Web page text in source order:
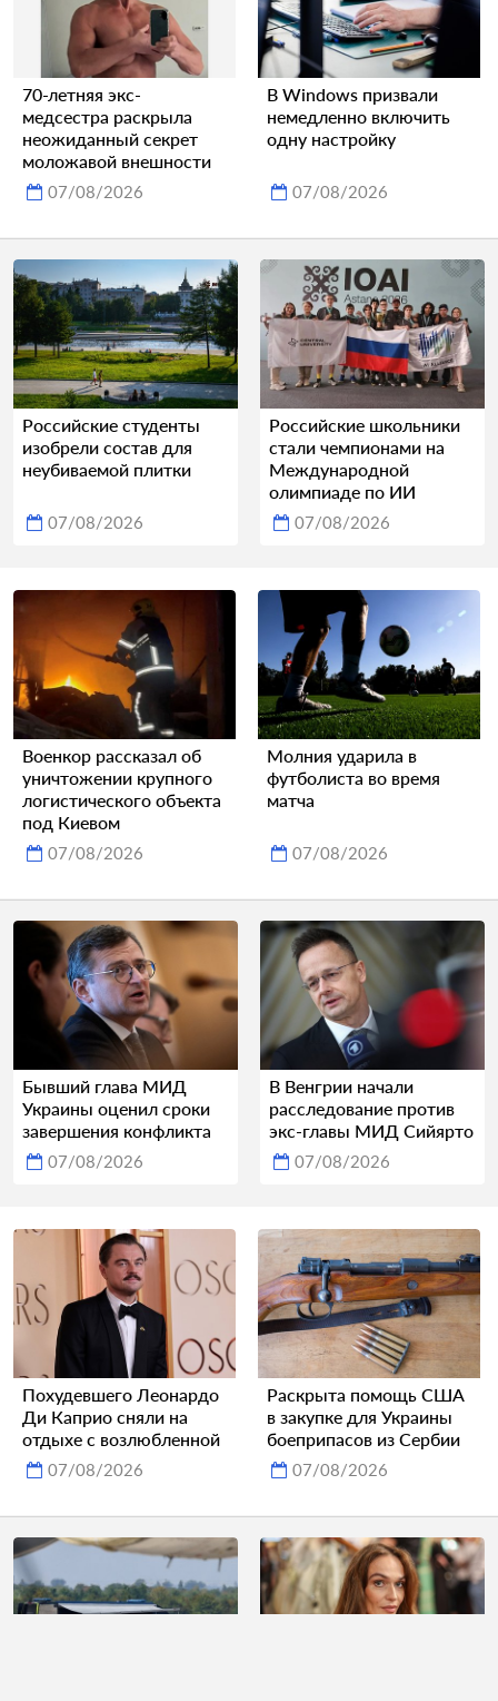
70-летняя экс-
медсестра раскрыла
неожиданный секрет
моложавой внешности
07/08/2026
В Windows призвали
немедленно включить
одну настройку
07/08/2026
Российские студенты
изобрели состав для
неубиваемой плитки
07/08/2026
Российские школьники
стали чемпионами на
Международной
олимпиаде по ИИ
07/08/2026
Военкор рассказал об
уничтожении крупного
логистического объекта
под Киевом
07/08/2026
Молния ударила в
футболиста во время
матча
07/08/2026
Бывший глава МИД
Украины оценил сроки
завершения конфликта
07/08/2026
В Венгрии начали
расследование против
экс-главы МИД Сийярто
07/08/2026
Похудевшего Леонардо
Ди Каприо сняли на
отдыхе с возлюбленной
07/08/2026
Раскрыта помощь США
в закупке для Украины
боеприпасов из Сербии
07/08/2026